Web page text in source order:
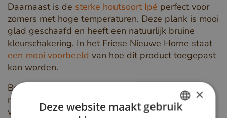
Daarnaast is de sterke houtsoort Ipé perfect voor
zomers met hoge temperaturen. Deze plank is mooi
glad geschaafd en heeft een natuurlijk bruine
kleurschakering. In het Friese Nieuwe Horne staat
een mooi voorbeeld van hoe dit product toegepast
kan worden.
Beschikbaar in de maten 20 x 65 mm en 20 x 90
mm is dit product in verschillende lengtes uit
voorraad leverbaar.
×
Deze website maakt gebruik